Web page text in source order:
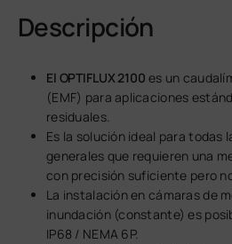
Descripción
El OPTIFLUX 2100 es un
(EMF) para aplicaciones
residuales.
Es la solución ideal para todas
generales que requieren una
con precisión suficiente pero
La instalación en cámaras de
inundación (constante) es
IP68 / NEMA 6P.